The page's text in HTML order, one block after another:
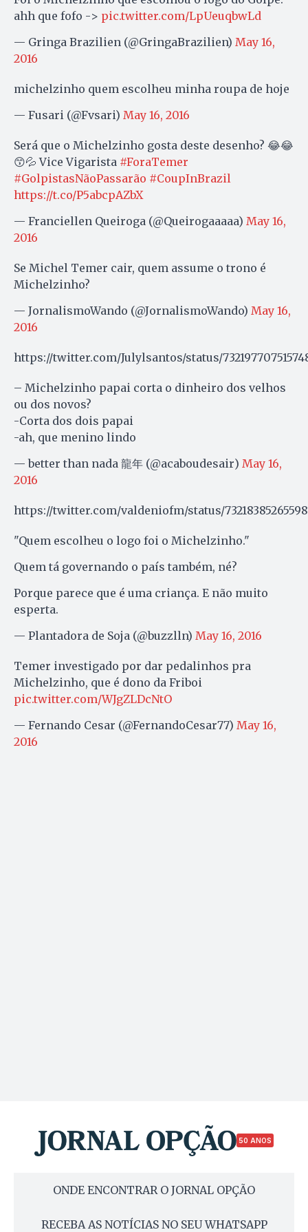
ahh que fofo -> pic.twitter.com/LpUeuqbwLd
— Gringa Brazilien (@GringaBrazilien) May 16,
2016
michelzinho quem escolheu minha roupa de hoje
— Fusari (@Fvsari) May 16, 2016
Será que o Michelzinho gosta deste desenho? 😂😂
😙💦 Vice Vigarista #ForaTemer
#GolpistasNãoPassarão #CoupInBrazil
https://t.co/P5abcpAZbX
— Franciellen Queiroga (@Queirogaaaaa) May 16,
2016
Se Michel Temer cair, quem assume o trono é
Michelzinho?
— JornalismoWando (@JornalismoWando) May 16,
2016
https://twitter.com/Julylsantos/status/
– Michelzinho papai corta o dinheiro dos velhos
ou dos novos?
-Corta dos dois papai
-ah, que menino lindo
— better than nada 龍年 (@acaboudesair) May 16,
2016
https://twitter.com/valdeniofm/status/
"Quem escolheu o logo foi o Michelzinho."
Quem tá governando o país também, né?
Porque parece que é uma criança. E não muito
esperta.
— Plantadora de Soja (@buzzlln) May 16, 2016
Temer investigado por dar pedalinhos pra
Michelzinho, que é dono da Friboi
pic.twitter.com/WJgZLDcNtO
— Fernando Cesar (@FernandoCesar77) May 16,
2016
50 ANOS
ONDE ENCONTRAR O JORNAL OPÇÃO
RECEBA AS NOTÍCIAS NO SEU WHATSAPP